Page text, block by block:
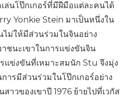
ล่นโป๊กเกอร์ที่มีฝีมือแต่ละคนได้
Yonkie Stein มาเป็นหนึ่งใน
ไม่ให้มีส่วนร่วมในจินอย่าง
ชนะเขาในการแข่งขันจิน
รแข่งขันที่เหมาะสมนัก Stu จึงมุ่ง
ารมีส่วนร่วมในโป๊กเกอร์อย่าง
าวของเขาปี 1976 ย้ายไปที่เวกัส